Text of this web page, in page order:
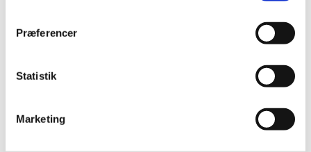
Præferencer
Statistik
Marketing
Du vil måske også kunne